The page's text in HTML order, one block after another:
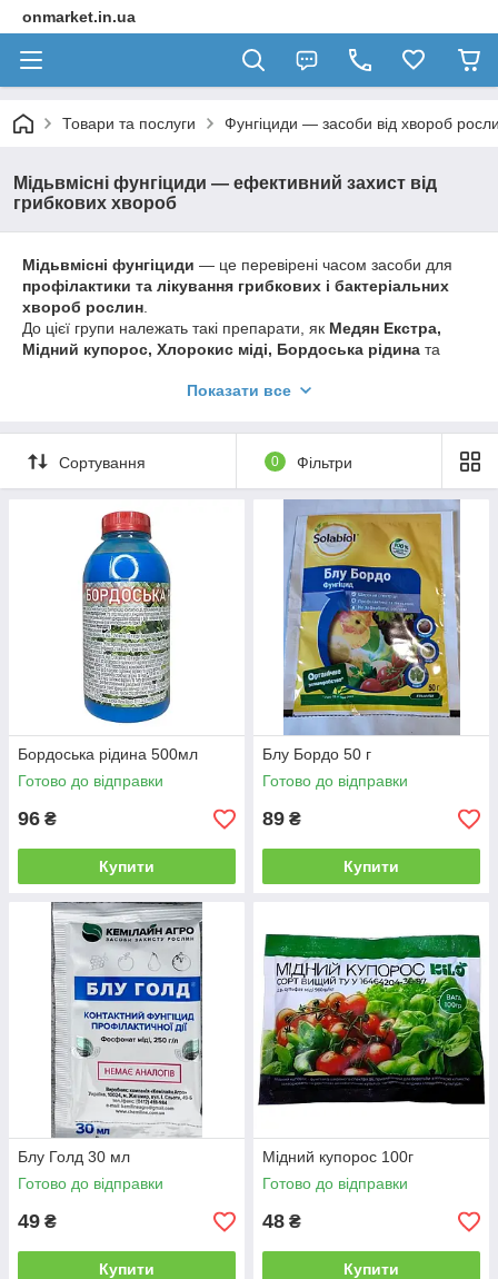
onmarket.in.ua
Товари та послуги Фунгіциди — засоби від хвороб
Мідьвмісні фунгіциди — ефективний захист від
грибкових хвороб
Мідьвмісні фунгіциди — це перевірені часом засоби для
профілактики та лікування грибкових і бактеріальних
хвороб рослин
До цієї групи належать такі препарати, як Медян Екстра,
Мідний купорос, Хлорокис міді, Бордоська рідина та
Вони широко застосовуються для захисту:
плодових культур (яблуня, груша, вишня, слива,
декоративних і польових рослин.
Основні переваги мідьвмісних фунгіцидів:
універсальна дія проти грибкових і бактеріальних
інфекцій;
безпечні для рослин при правильному дозуванні;
доступна ціна та простота у використанні.
У нашому магазині ви можете
купити мідьвмісні фунгіциди
оптом і в роздрібз доставкою по всій Україні.
Показати все
Сортування 0 Фільтри
Бордоська рідина 500мл
Готово до відправки
96 ₴
Купити
Блу Бордо 50 г
Готово до відправки
89 ₴
Купити
Блу Голд 30 мл
Готово до відправки
49 ₴
Купити
Мідний купорос 100г
Готово до відправки
48 ₴
Купити